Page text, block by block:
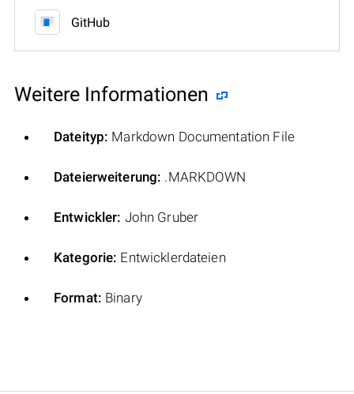
GitHub
Weitere Informationen
Dateityp: Markdown Documentation File
Dateierweiterung: .MARKDOWN
Entwickler: John Gruber
Kategorie: Entwicklerdateien
Format: Binary